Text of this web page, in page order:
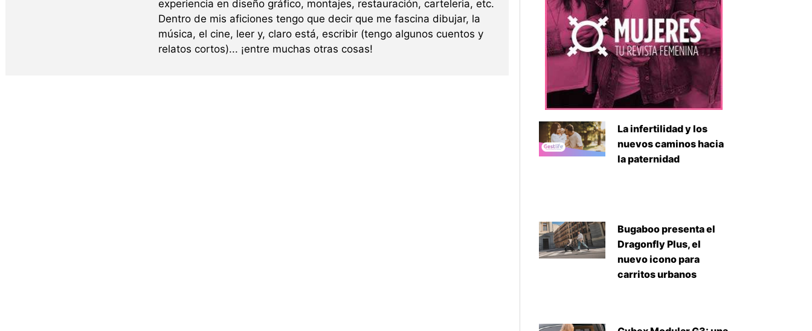
experiencia en diseño gráfico, montajes, restauración, carteleria, etc.
Dentro de mis aficiones tengo que decir que me fascina dibujar, la
música, el cine, leer y, claro está, escribir (tengo algunos cuentos y
relatos cortos)... ¡entre muchas otras cosas!
La infertilidad y los
nuevos caminos hacia
la paternidad
Bugaboo presenta el
Dragonfly Plus, el
nuevo icono para
carritos urbanos